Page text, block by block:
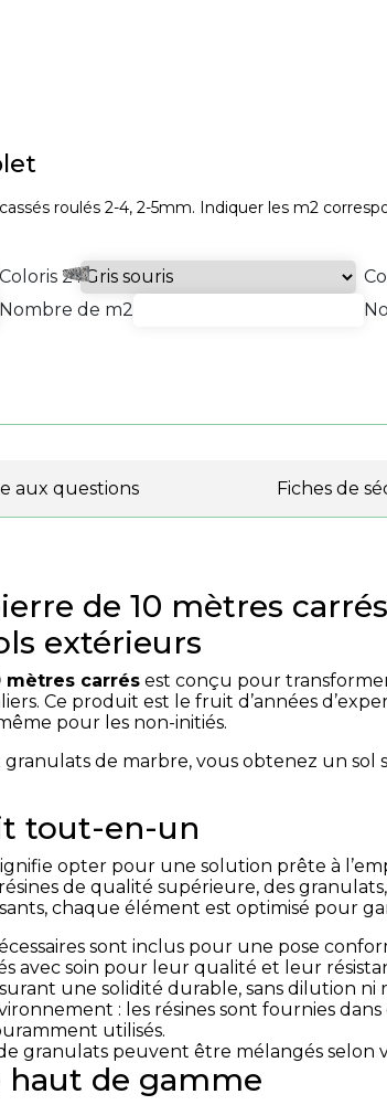
roulés 2-4, 2-5mm. Indiquer les m2
Coloris 2 :
Nombre de m2
aux questions Fiches de
de 10 mètres
extérieurs
carrés est conçu pour transformer
Ce produit est le fruit d’années
pour les non-initiés.
de marbre, vous obtenez un sol
tout-en-un
opter pour une solution prête à
de qualité supérieure, des
chaque élément est optimisé pour
sont inclus pour une pose
avec soin pour leur qualité et leur
une solidité durable, sans dilution ni
: les résines sont fournies
utilisés.
de granulats peuvent être mélangés selon
haut de gamme